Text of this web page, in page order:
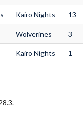
Kairo Nights 13
Wolverines 3
Kairo Nights 1